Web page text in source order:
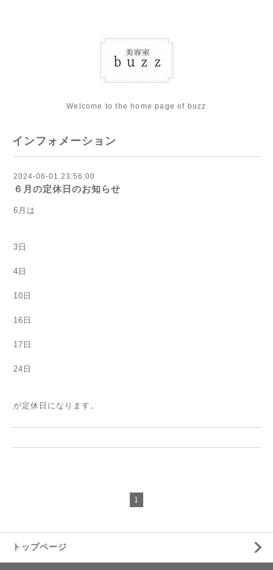
Welcome to the home page of buzz
インフォメーション
2024-06-01 23:56:00
６月の定休日のお知らせ
6月は
3日
4日
10日
16日
17日
24日
が定休日になります。
1
トップページ